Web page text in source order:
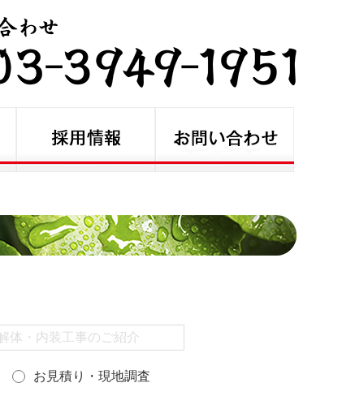
お見積り・現地調査